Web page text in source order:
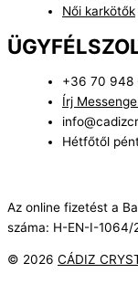
Női karkötők
+36 70 948
Írj
Hétfőtől
Az online fizetést a
száma: H-EN-I-1064/
© 2026 CÁDIZ